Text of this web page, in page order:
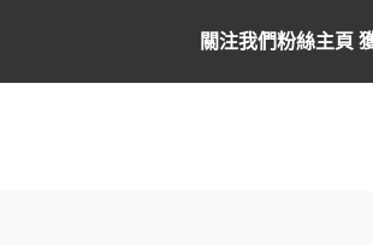
關注我們粉絲主頁